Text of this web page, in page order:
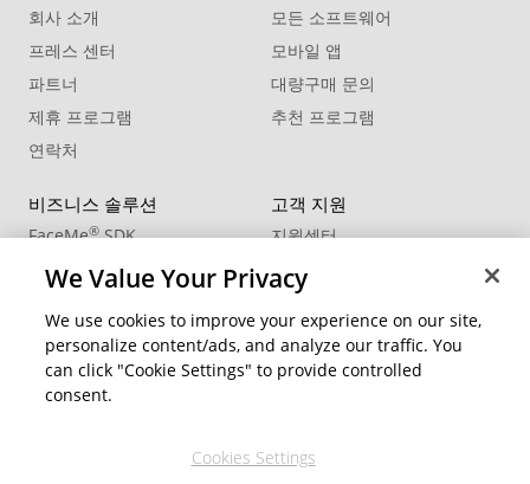
회사 소개
프레스 센터
파트너
제휴 프로그램
연락처
모든 소프트웨어
모바일 앱
대량구매 문의
추천 프로그램
비즈니스 솔루션
FaceMe®SDK
고객 지원
지원센터
제품 업데이트
커뮤니티
회원 영역
지역 변경
We Value Your Privacy
We use cookies to improve your experience on our site,
personalize content/ads, and analyze our traffic. You
can click "Cookie Settings" to provide controlled
consent.
Cookies Settings